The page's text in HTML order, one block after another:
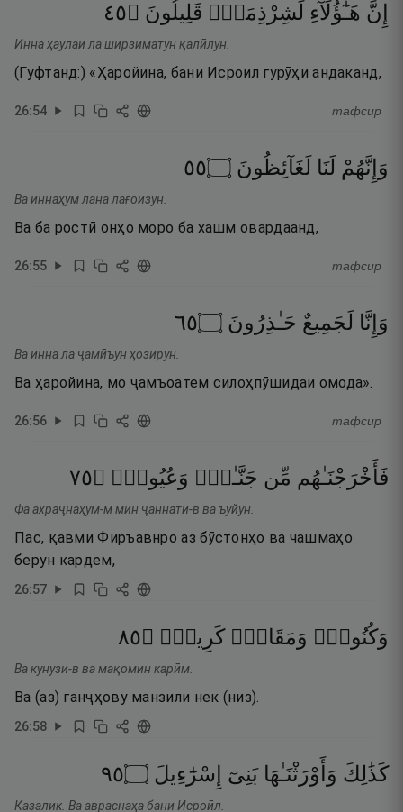
إِنَّ هَـٰٓؤُلَآءِ لَشِرْذِمَةٌۭ قَلِيلُونَ ۝٥٤
Инна ҳаулаи ла ширзиматун қалӣлун.
(Гуфтанд:) «Ҳаройина, бани Исроил гурӯҳи андаканд,
26:54 тафсир
وَإِنَّهُمْ لَنَا لَغَآئِظُونَ ۝٥٥
Ва иннаҳум лана лағоизун.
Ва ба ростӣ онҳо моро ба хашм овардаанд,
26:55 тафсир
وَإِنَّا لَجَمِيعٌ حَـٰذِرُونَ ۝٥٦
Ва инна ла ҷамӣъун ҳозирун.
Ва ҳаройина, мо ҷамъоатем силоҳпӯшидаи омода».
26:56 тафсир
فَأَخْرَجْنَـٰهُم مِّن جَنَّـٰتٍۢ وَعُيُونٍۢ ۝٥٧
Фа ахраҷнаҳум-м мин ҷаннати-в ва ъуйун.
Пас, қавми Фиръавнро аз бӯстонҳо ва чашмаҳо
берун кардем,
26:57
وَكُنُوزٍۢ وَمَقَامٍۢ كَرِيمٍۢ ۝٥٨
Ва кунузи-в ва мақомин карӣм.
Ва (аз) ганҷҳову манзили нек (низ).
26:58
كَذَٰلِكَ وَأَوْرَثْنَـٰهَا بَنِىٓ إِسْرَٰٓءِيلَ ۝٥٩
Казалик. Ва авраснаҳа бани Исроӣл.